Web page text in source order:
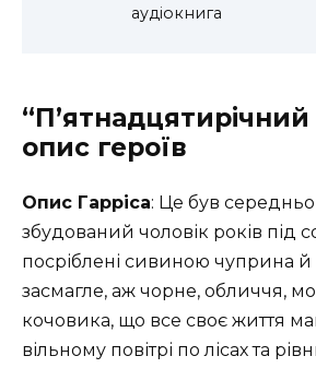
аудіокнига
“П’ятнадцятирічний
опис героїв
Опис Гарріса: Це був
збудований чоловік років під
посріблені сивиною чуприна й
засмагле, аж чорне, обличчя,
кочовика, що все своє життя
вільному повітрі по лісах та